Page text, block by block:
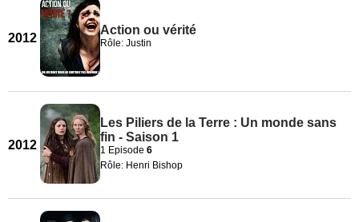
2012
Action ou vérité
Rôle: Justin
2012
Les Piliers de la Terre : Un monde sans
fin - Saison 1
1 Episode 6
Rôle: Henri Bishop